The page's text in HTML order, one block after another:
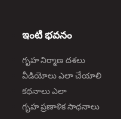
ఇంటి భవనం
గృహ నిర్మాణ దశలు
వీడియోలు ఎలా చేయాలి
కథనాలు ఎలా
గృహ ప్రణాళిక సాధనాలు